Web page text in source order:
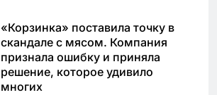
«Корзинка» поставила точку в
скандале с мясом. Компания
признала ошибку и приняла
решение, которое удивило
многих